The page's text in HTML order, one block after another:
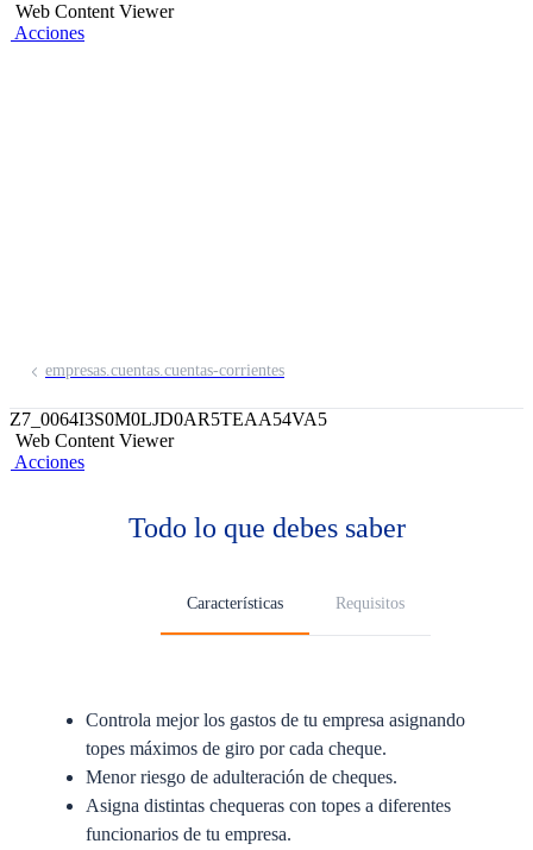
Web Content Viewer
Acciones
empresas.cuentas.cuentas-corrientes
Z7_0064I3S0M0LJD0AR5TEAA54VA5
Web Content Viewer
Acciones
Todo lo que debes saber
Características Requisitos
Controla mejor los gastos de tu empresa asignando
topes máximos de giro por cada cheque.
Menor riesgo de adulteración de cheques.
Asigna distintas chequeras con topes a diferentes
funcionarios de tu empresa.